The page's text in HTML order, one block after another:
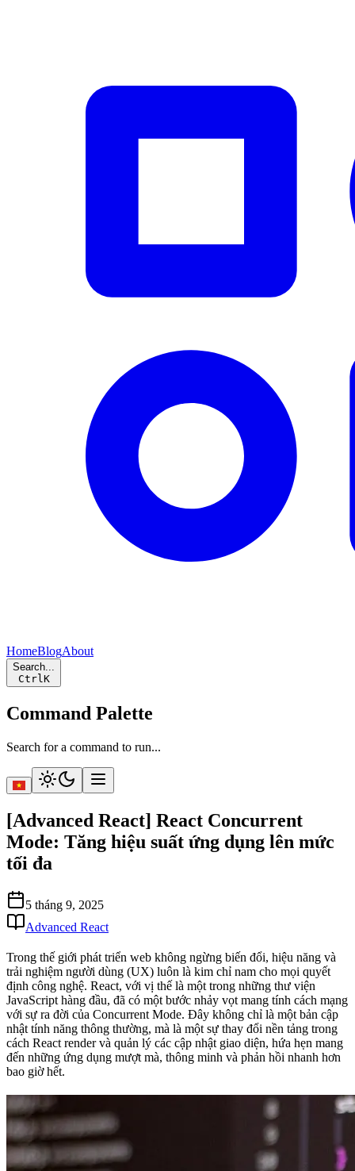
HomeBlogAbout
Search...
CtrlK
Command Palette
Search for a command to run...
[Advanced React] React Concurrent
Mode: Tăng hiệu suất ứng dụng lên mức
tối đa
5 tháng 9, 2025
Advanced React
Trong thế giới phát triển web không ngừng biến đổi, hiệu năng và
trải nghiệm người dùng (UX) luôn là kim chỉ nam cho mọi quyết
định công nghệ. React, với vị thế là một trong những thư viện
JavaScript hàng đầu, đã có một bước nhảy vọt mang tính cách mạng
với sự ra đời của Concurrent Mode. Đây không chỉ là một bản cập
nhật tính năng thông thường, mà là một sự thay đổi nền tảng trong
cách React render và quản lý các cập nhật giao diện, hứa hẹn mang
đến những ứng dụng mượt mà, thông minh và phản hồi nhanh hơn
bao giờ hết.